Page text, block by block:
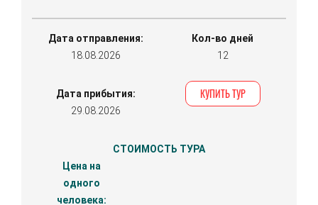
Дата отправления:
18.08.2026
Кол-во дней
12
Дата прибытия:
29.08.2026
СТОИМОСТЬ ТУРА
Цена на
одного
человека:
КУПИТЬ ТУР